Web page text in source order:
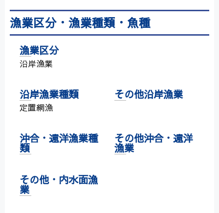
漁業区分・漁業種類・魚種
漁業区分
沿岸漁業
沿岸漁業種類
定置網漁
その他沿岸漁業
沖合・遠洋漁業種
類
その他沖合・遠洋
漁業
その他・内水面漁
業